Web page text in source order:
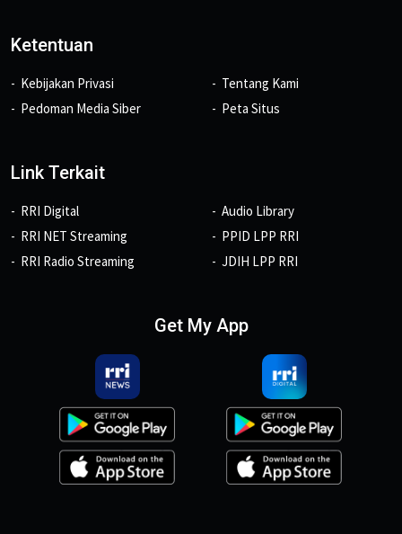
Ketentuan
Kebijakan Privasi
Pedoman Media Siber
Tentang Kami
Peta Situs
Link Terkait
RRI Digital
RRI NET Streaming
RRI Radio Streaming
Audio Library
PPID LPP RRI
JDIH LPP RRI
Get My App